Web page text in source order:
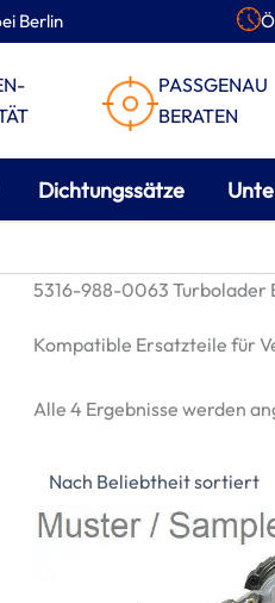
Berlin
PASSGENAU
BERATEN
Dichtungssätze
5316-988-0063 Turbolader
Kompatible Ersatzteile für
Alle 4 Ergebnisse werden